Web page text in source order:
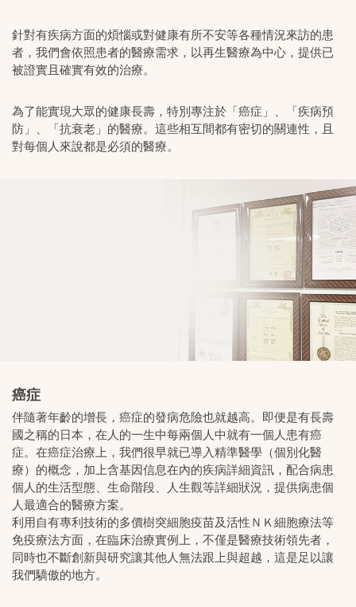
針對有疾病方面的煩惱或對健康有所不安等各種情況來訪的患
者，我們會依照患者的醫療需求，以再生醫療為中心，提供已
被證實且確實有效的治療。
為了能實現大眾的健康長壽，特別專注於「癌症」、「疾病預
防」、「抗衰老」的醫療。這些相互間都有密切的關連性，且
對每個人來說都是必須的醫療。
癌症
伴隨著年齡的增長，癌症的發病危險也就越高。即便是有長壽
國之稱的日本，在人的一生中每兩個人中就有一個人患有癌
症。在癌症治療上，我們很早就已導入精準醫學（個別化醫
療）的概念，加上含基因信息在內的疾病詳細資訊，配合病患
個人的生活型態、生命階段、人生觀等詳細狀況，提供病患個
人最適合的醫療方案。
利用自有專利技術的多價樹突細胞疫苗及活性ＮＫ細胞療法等
免疫療法方面，在臨床治療實例上，不僅是醫療技術領先者，
同時也不斷創新與研究讓其他人無法跟上與超越，這是足以讓
我們驕傲的地方。